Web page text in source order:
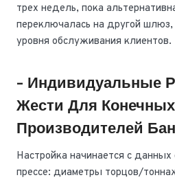
трех недель, пока
переключалась на другой
уровня обслуживания клиентов.
- Индивидуальные
Жести Для Конечных
Производителей
Настройка начинается с
прессе: диаметры торцов/